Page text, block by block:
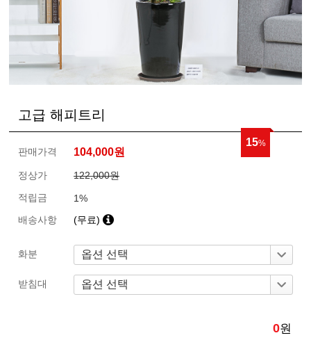
고급 해피트리
15%
판매가격 104,000원
정상가
122,000원
적립금
1%
배송사항
(무료)
화분
받침대
0원